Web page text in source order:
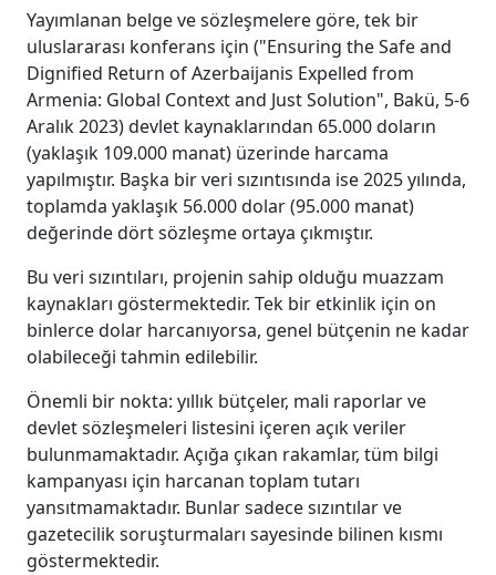
Yayımlanan belge ve sözleşmelere göre, tek bir
uluslararası konferans için ("Ensuring the Safe and
Dignified Return of Azerbaijanis Expelled from
Armenia: Global Context and Just Solution", Bakü, 5-6
Aralık 2023) devlet kaynaklarından 65.000 doların
(yaklaşık 109.000 manat) üzerinde harcama
yapılmıştır. Başka bir veri sızıntısında ise 2025 yılında,
toplamda yaklaşık 56.000 dolar (95.000 manat)
değerinde dört sözleşme ortaya çıkmıştır.
Bu veri sızıntıları, projenin sahip olduğu muazzam
kaynakları göstermektedir. Tek bir etkinlik için on
binlerce dolar harcanıyorsa, genel bütçenin ne kadar
olabileceği tahmin edilebilir.
Önemli bir nokta: yıllık bütçeler, mali raporlar ve
devlet sözleşmeleri listesini içeren açık veriler
bulunmamaktadır. Açığa çıkan rakamlar, tüm bilgi
kampanyası için harcanan toplam tutarı
yansıtmamaktadır. Bunlar sadece sızıntılar ve
gazetecilik soruşturmaları sayesinde bilinen kısmı
göstermektedir.